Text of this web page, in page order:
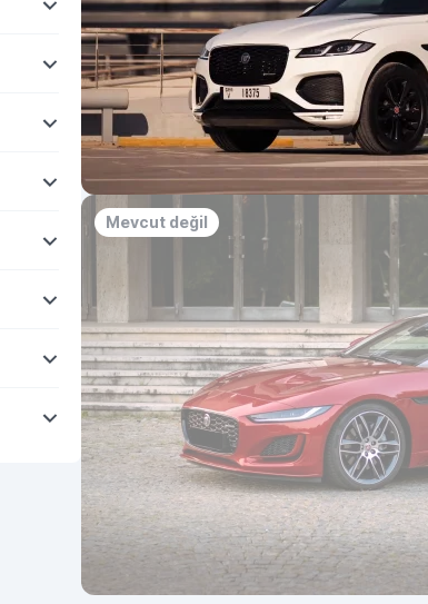
Mevcut değil